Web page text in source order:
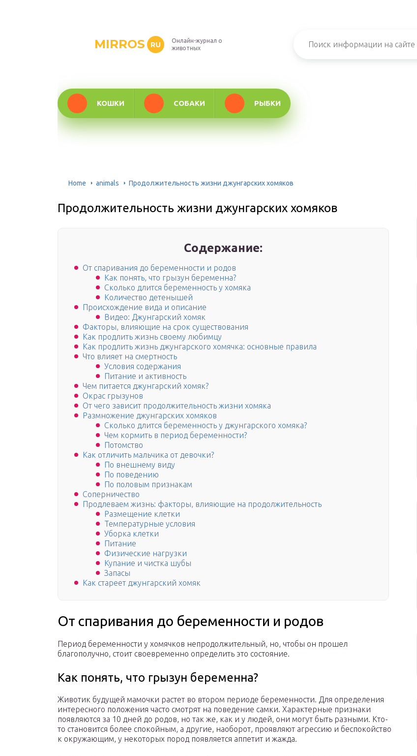
MIRROS RU
Онлайн-журнал о
животных
КОШКИ СОБАКИ РЫБКИ
Home animals Продолжительность жизни джунгарских хомяков
Продолжительность жизни джунгарских хомяков
Содержание:
От спаривания до беременности и родов
Как понять, что грызун беременна?
Сколько длится беременность у хомяка
Количество детенышей
Происхождение вида и описание
Видео: Джунгарский хомяк
Факторы, влияющие на срок существования
Как продлить жизнь своему любимцу
Как продлить жизнь джунгарского хомячка: основные правила
Что влияет на смертность
Условия содержания
Питание и активность
Чем питается джунгарский хомяк?
Окрас грызунов
От чего зависит продолжительность жизни хомяка
Размножение джунгарских хомяков
Сколько длится беременность у джунгарского хомяка?
Чем кормить в период беременности?
Потомство
Как отличить мальчика от девочки?
По внешнему виду
По поведению
По половым признакам
Соперничество
Продлеваем жизнь: факторы, влияющие на продолжительность
Размещение клетки
Температурные условия
Уборка клетки
Питание
Физические нагрузки
Купание и чистка шубы
Запасы
Как стареет джунгарский хомяк
От спаривания до беременности и родов
Период беременности у хомячков непродолжительный, но, чтобы он прошел
благополучно, стоит своевременно определить это состояние.
Как понять, что грызун беременна?
Животик будущей мамочки растет во втором периоде беременности. Для определения
интересного положения часто смотрят на поведение самки. Характерные признаки
появляются за 10 дней до родов, но так же, как и у людей, они могут быть разными. Кто-
то становится более спокойным, а другие, наоборот, проявляют агрессию и беспокойство
к окружающим, у некоторых пород появляется аппетит и жажда.